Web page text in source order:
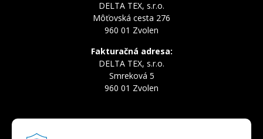
DELTA TEX, s.r.o.
Môťovská cesta 276
960 01 Zvolen
Fakturačná adresa:
DELTA TEX, s.r.o.
Smreková 5
960 01 Zvolen